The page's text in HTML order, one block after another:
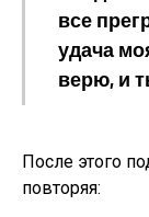
все
удача
верю, и
После этого
повторяя: